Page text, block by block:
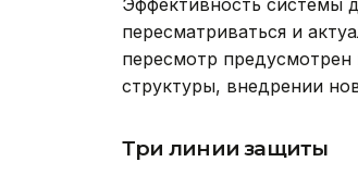
пересматриваться и
пересмотр предусмотрен
структуры, внедрении
Три линии защиты